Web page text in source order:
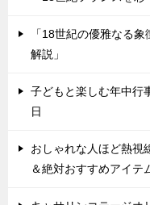
「18世紀の優雅なる
解説」
子どもと楽しむ年中行
日
おしゃれな人ほど熱視
＆絶対おすすめアイテ